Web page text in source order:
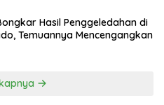
Hasil Penggeledahan di
Temuannya Mencengangkan